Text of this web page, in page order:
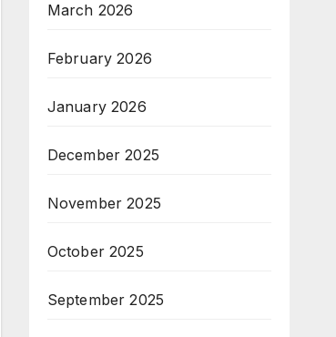
March 2026
February 2026
January 2026
December 2025
November 2025
October 2025
September 2025